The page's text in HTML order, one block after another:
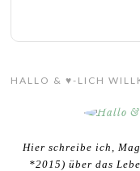
HALLO & ♥-LICH
Hier schreibe ich,
*2015) über das